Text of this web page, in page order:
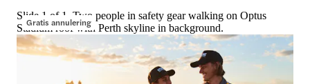
Gratis annulering
Slide 1 of 1, Two people in safety gear walking on Optus
Stadium roof with Perth skyline in background.